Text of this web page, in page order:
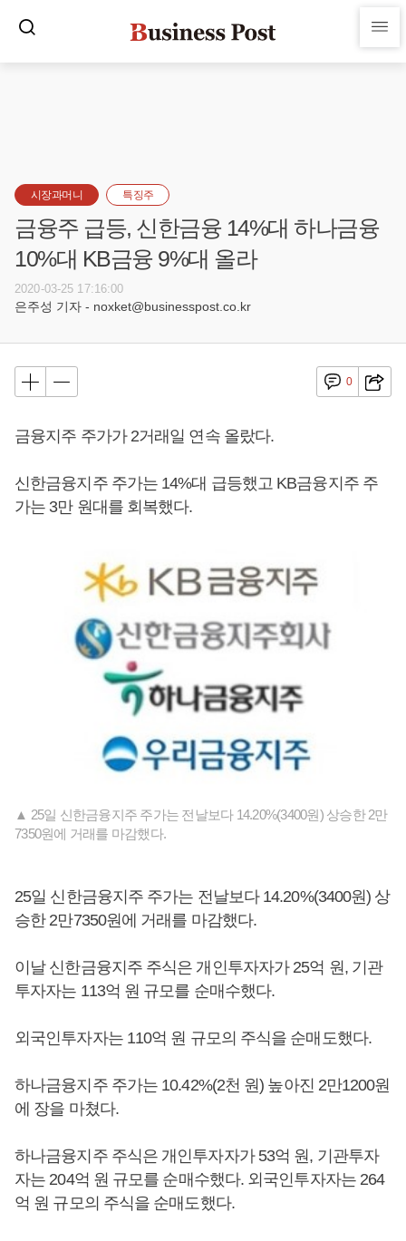
시장과머니 특징주
금융주 급등, 신한금융 14%대 하나금융
10%대 KB금융 9%대 올라
2020-03-25 17:16:00
은주성 기자 - noxket@businesspost.co.kr
0
금융지주 주가가 2거래일 연속 올랐다.
신한금융지주 주가는 14%대 급등했고 KB금융지주 주
가는 3만 원대를 회복했다.
▲ 25일 신한금융지주 주가는 전날보다 14.20%(3400원) 상승한 2만
7350원에 거래를 마감했다.
25일 신한금융지주 주가는 전날보다 14.20%(3400원) 상
승한 2만7350원에 거래를 마감했다.
이날 신한금융지주 주식은 개인투자자가 25억 원, 기관
투자자는 113억 원 규모를 순매수했다.
외국인투자자는 110억 원 규모의 주식을 순매도했다.
하나금융지주 주가는 10.42%(2천 원) 높아진 2만1200원
에 장을 마쳤다.
하나금융지주 주식은 개인투자자가 53억 원, 기관투자
자는 204억 원 규모를 순매수했다. 외국인투자자는 264
억 원 규모의 주식을 순매도했다.